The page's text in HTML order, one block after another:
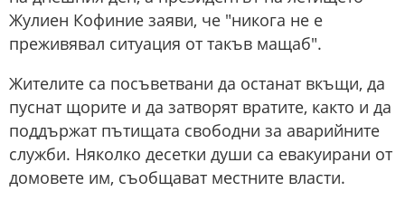
Жулиен Кофиние заяви, че "никога не е
преживявал ситуация от такъв мащаб".
Жителите са посъветвани да останат вкъщи, да
пуснат щорите и да затворят вратите, както и да
поддържат пътищата свободни за аварийните
служби. Няколко десетки души са евакуирани от
домовете им, съобщават местните власти.